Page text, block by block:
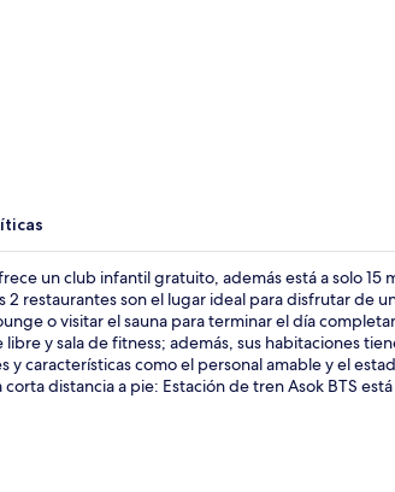
un club infantil gratuito, además está a solo 15
2 restaurantes son el lugar ideal para disfrutar de
o visitar el sauna para terminar el día
y sala de fitness; además, sus habitaciones
y características como el personal amable y el
distancia a pie: Estación de tren Asok BTS